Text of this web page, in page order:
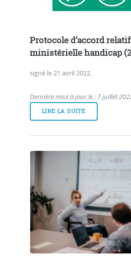
Protocole d’accord
ministérielle handicap
signé le 21 avril 2022.
Dernière mise à jour le : 7 juillet
LIRE LA SUITE